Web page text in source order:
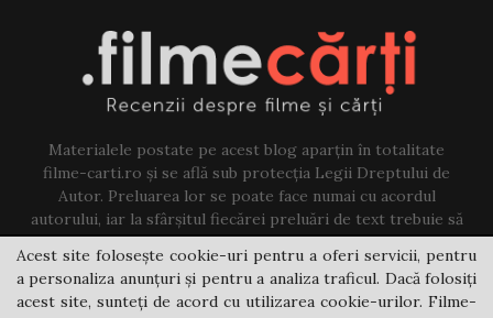
Materialele postate pe acest blog aparțin în totalitate
filme-carti.ro și se află sub protecția Legii Dreptului de
Autor. Preluarea lor se poate face numai cu acordul
autorului, iar la sfârșitul fiecărei preluări de text trebuie să
existe un link către acest blog.
Contact us:jovi@filme-carti.ro
Acest site folosește cookie-uri pentru a oferi servicii, pentru
a personaliza anunțuri și pentru a analiza traficul. Dacă folosiți
acest site, sunteți de acord cu utilizarea cookie-urilor. Filme-